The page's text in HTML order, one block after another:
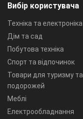
Вибір користувача
Техніка та електроніка
Дім та сад
Побутова техніка
Спорт та відпочинок
Товари для туризму та
подорожей
Меблі
Електрообладнання